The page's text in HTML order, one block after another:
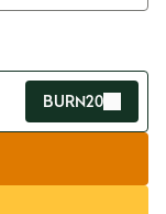
BURN20